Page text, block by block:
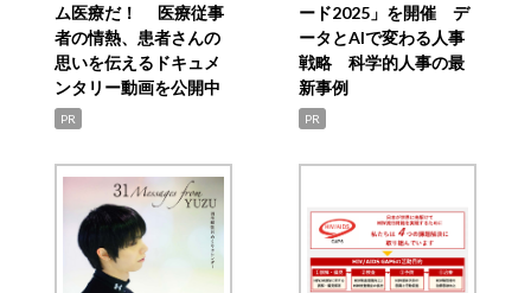
ム医療だ！ 医療従事
者の情熱、患者さんの
思いを伝えるドキュメ
ンタリー動画を公開中
PR
ード2025」を開催 デ
ータとAIで変わる人事
戦略 科学的人事の最
新事例
PR